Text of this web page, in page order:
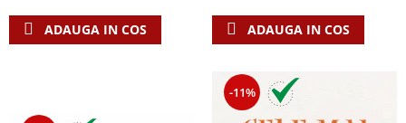
ADAUGA IN COS ADAUGA IN COS
-11%